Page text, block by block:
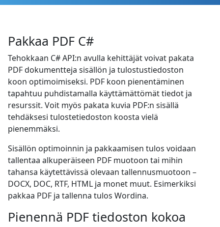
Pakkaa PDF C#
Tehokkaan C# API:n avulla kehittäjät voivat pakata
PDF dokumentteja sisällön ja tulostustiedoston
koon optimoimiseksi. PDF koon pienentäminen
tapahtuu puhdistamalla käyttämättömät tiedot ja
resurssit. Voit myös pakata kuvia PDF:n sisällä
tehdäksesi tulostetiedoston koosta vielä
pienemmäksi.
Sisällön optimoinnin ja pakkaamisen tulos voidaan
tallentaa alkuperäiseen PDF muotoon tai mihin
tahansa käytettävissä olevaan tallennusmuotoon –
DOCX, DOC, RTF, HTML ja monet muut. Esimerkiksi
pakkaa PDF ja tallenna tulos Wordina.
Pienennä PDF tiedoston kokoa